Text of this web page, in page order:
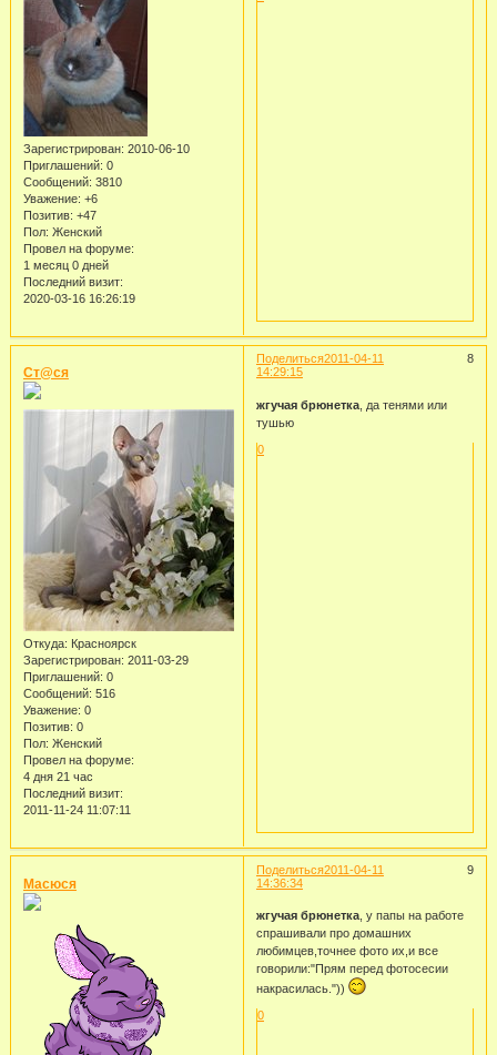
Зарегистрирован: 2010-06-10
Приглашений: 0
Сообщений: 3810
Уважение: +6
Позитив: +47
Пол: Женский
Провел на форуме:
1 месяц 0 дней
Последний визит:
2020-03-16 16:26:19
Поделиться 8
2011-04-11
14:29:15
Ст@ся
Откуда: Красноярск
Зарегистрирован: 2011-03-29
Приглашений: 0
Сообщений: 516
Уважение: 0
Позитив: 0
Пол: Женский
Провел на форуме:
4 дня 21 час
Последний визит:
2011-11-24 11:07:11
жгучая брюнетка, да тенями или
тушью
0
Поделиться 9
2011-04-11
14:36:34
Масюся
жгучая брюнетка, у папы на работе
спрашивали про домашних
любимцев,точнее фото их,и все
говорили:"Прям перед фотосесии
накрасилась."))
0